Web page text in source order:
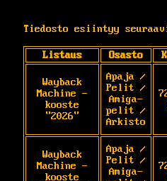
Tiedosto esiintyy
Listaus Osasto
Wayback
Machine -
kooste
"2026"
Apaja /
Pelit /
Amiga-
pelit /
Arkisto
Wayback
Machine -
kooste
Apaja /
Pelit /
Amiga-